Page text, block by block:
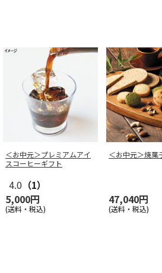
＜お中元＞プレミアムアイ
スコーヒーギフト
4.0 （1）
5,000円
(送料・税込)
＜お中元＞焼菓
47,040円
(送料・税込)